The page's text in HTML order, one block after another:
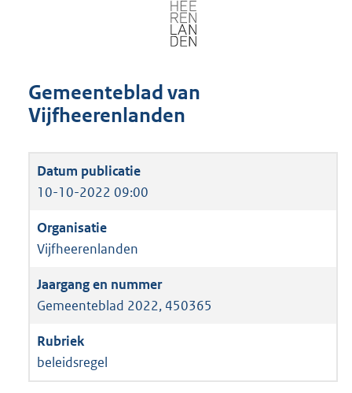
Gemeenteblad van
Vijfheerenlanden
10-10-2022 09:00
Vijfheerenlanden
Gemeenteblad 2022, 450365
beleidsregel